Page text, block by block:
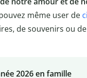
même user de
de souvenirs ou
2026 en famille